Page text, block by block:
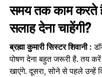
समय तक काम करते
सलाह देना चाहेंगी?
ब्रह्मा कुमारी सिस्टर शिवानी :
पोषण देना बहुत जरूरी है. तय
खाएंगे. दूसरा, सोने से पहले उन्हें